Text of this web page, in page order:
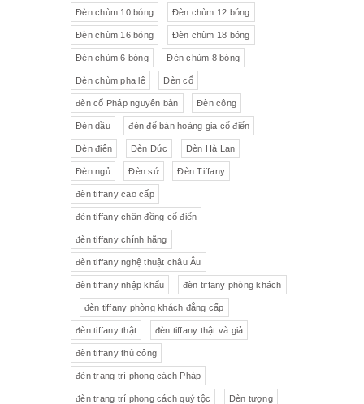
Độc bình Đồ đồng
Tượng sứ Đồ trang trí nhỏ
Rượu Cognac
Thực phẩm chức năng
Rượu Whisky Rượu vang
Tượng gốm Đèn bàn
Tượng Bộ trà sứ Tiệp
Đèn chùm 10 bóng Đèn chùm 12 bóng
Đèn chùm 16 bóng Đèn chùm 18 bóng
Đèn chùm 6 bóng Đèn chùm 8 bóng
Đèn chùm pha lê Đèn cổ
đèn cổ Pháp nguyên bản Đèn công
Đèn dầu đèn để bàn hoàng gia cổ điển
Đèn điện Đèn Đức Đèn Hà Lan
Đèn ngủ Đèn sứ Đèn Tiffany
đèn tiffany cao cấp
đèn tiffany chân đồng cổ điển
đèn tiffany chính hãng
đèn tiffany nghệ thuật châu Âu
đèn tiffany nhập khẩu đèn tiffany phòng khách
đèn tiffany phòng khách đẳng cấp
đèn tiffany thật đèn tiffany thật và giả
đèn tiffany thủ công
đèn trang trí phong cách Pháp
đèn trang trí phong cách quý tộc Đèn tượng